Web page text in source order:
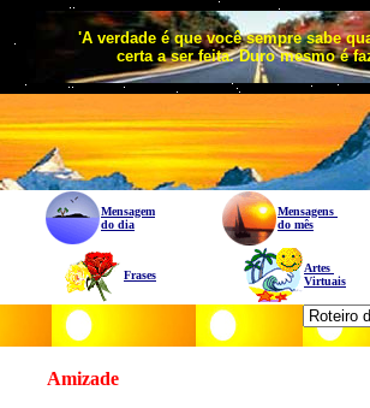
'A verdade é que você sempre sabe
certa a ser feita. Duro mesmo é
Mensagem
do dia
Mensagens
do mês
Frases
Artes
Virtuais
Amizade